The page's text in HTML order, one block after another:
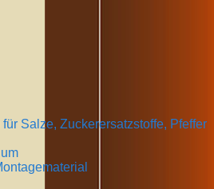
Salze, Zuckerersatzstoffe, Pfeffer